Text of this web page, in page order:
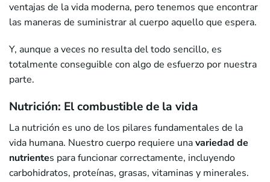
ventajas de la vida moderna, pero tenemos que encontrar
las maneras de suministrar al cuerpo aquello que espera.
Y, aunque a veces no resulta del todo sencillo, es
totalmente conseguible con algo de esfuerzo por nuestra
parte.
Nutrición: El combustible de la vida
La nutrición es uno de los pilares fundamentales de la
vida humana. Nuestro cuerpo requiere unavariedad de
nutrientes para funcionar correctamente, incluyendo
carbohidratos, proteínas, grasas, vitaminas y minerales.